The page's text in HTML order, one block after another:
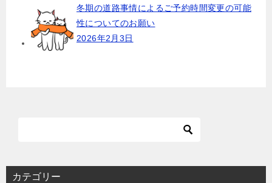
冬期の道路事情によるご予約時間変更の可能
性についてのお願い
2026年2月3日
カテゴリー